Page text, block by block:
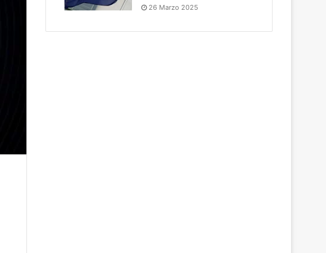
26 Marzo 2025